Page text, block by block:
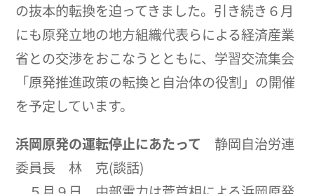
の抜本的転換を迫ってきました。引き続き６月
にも原発立地の地方組織代表らによる経済産業
省との交渉をおこなうとともに、学習交流集会
「原発推進政策の転換と自治体の役割」の開催
を予定しています。
浜岡原発の運転停止にあたって 静岡自治労連
委員長 林 克(談話)